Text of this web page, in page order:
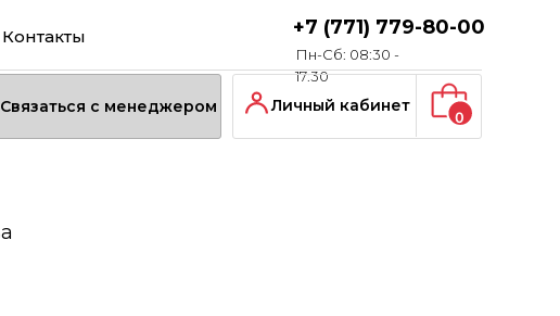
Контакты +7 (771) 779-80-00
Пн-Сб: 08:30 -
17:30
Личный кабинет
0
Связаться с менеджером